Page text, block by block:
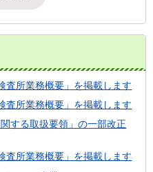
査所業務概要」を掲載します
査所業務概要」を掲載します
する取扱要領」の一部改正
査所業務概要」を掲載します